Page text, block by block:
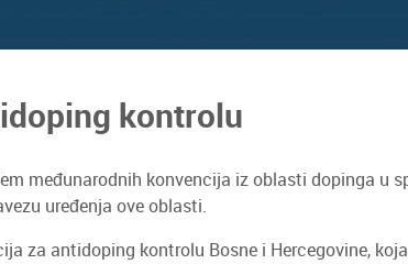
kontrolu
međunarodnih konvencija iz oblasti dopinga u
uređenja ove oblasti.
za antidoping kontrolu Bosne i Hercegovine,